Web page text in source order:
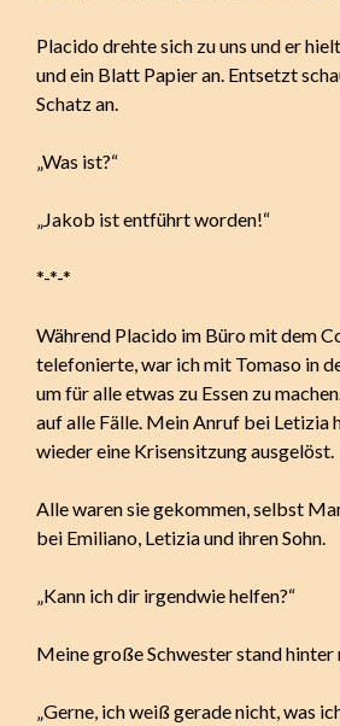
Placido drehte sich zu uns und er
und ein Blatt Papier an. Entsetzt
Schatz an.
„Was ist?“
„Jakob ist entführt worden!“
*-*-*
Während Placido im Büro mit dem
telefonierte, war ich mit Tomaso in
um für alle etwas zu Essen zu
auf alle Fälle. Mein Anruf bei Letizia
wieder eine Krisensitzung ausgelöst.
Alle waren sie gekommen, selbst
bei Emiliano, Letizia und ihren Sohn.
„Kann ich dir irgendwie helfen?“
Meine große Schwester stand hinter
„Gerne, ich weiß gerade nicht, was